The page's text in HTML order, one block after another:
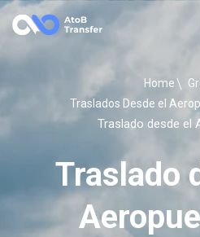
Home
Traslados Desde el
Traslado